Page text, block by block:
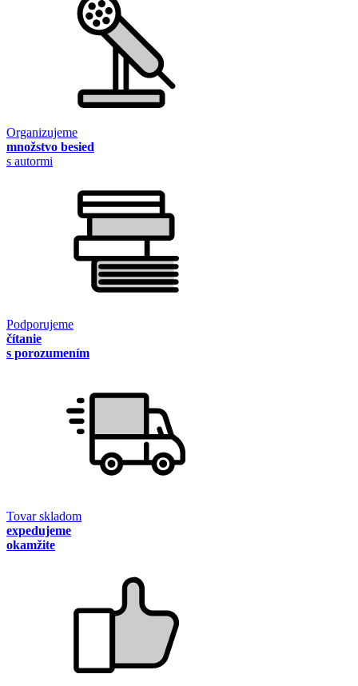
Organizujeme
množstvo besied
s autormi
Podporujeme
čítanie
s porozumením
Tovar skladom
expedujeme
okamžite